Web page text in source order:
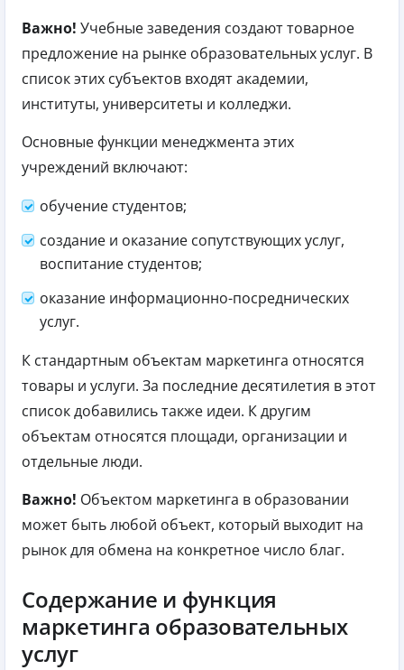
Важно! Учебные заведения создают товарное
предложение на рынке образовательных услуг. В
список этих субъектов входят академии,
институты, университеты и колледжи.
Основные функции менеджмента этих
учреждений включают:
обучение студентов;
создание и оказание сопутствующих услуг,
воспитание студентов;
оказание информационно-посреднических
услуг.
К стандартным объектам маркетинга относятся
товары и услуги. За последние десятилетия в этот
список добавились также идеи. К другим
объектам относятся площади, организации и
отдельные люди.
Важно! Объектом маркетинга в образовании
может быть любой объект, который выходит на
рынок для обмена на конкретное число благ.
Содержание и функция
маркетинга образовательных
услуг